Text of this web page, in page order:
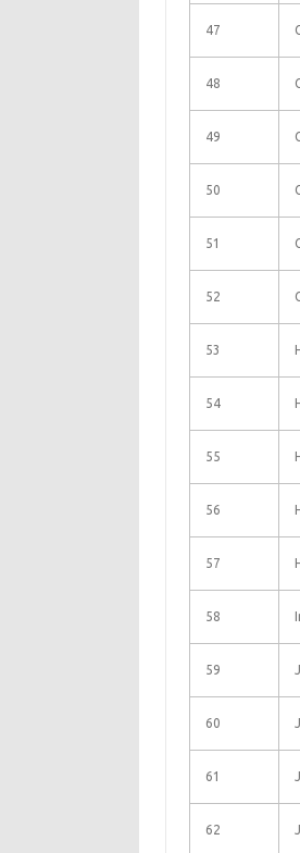
47
48
49
50
51
52
53
54
55
56
57
58
59
60
61
62